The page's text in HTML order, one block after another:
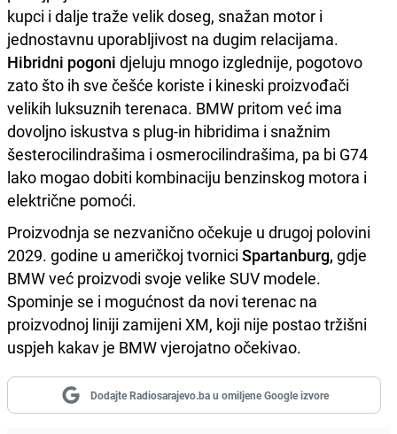
kupci i dalje traže velik doseg, snažan motor i
jednostavnu uporabljivost na dugim relacijama.
Hibridni pogoni djeluju mnogo izglednije, pogotovo
zato što ih sve češće koriste i kineski proizvođači
velikih luksuznih terenaca. BMW pritom već ima
dovoljno iskustva s plug-in hibridima i snažnim
šesterocilindrašima i osmerocilindrašima, pa bi G74
lako mogao dobiti kombinaciju benzinskog motora i
električne pomoći.
Proizvodnja se nezvanično očekuje u drugoj polovini
2029. godine u američkoj tvornici Spartanburg, gdje
BMW već proizvodi svoje velike SUV modele.
Spominje se i mogućnost da novi terenac na
proizvodnoj liniji zamijeni XM, koji nije postao tržišni
uspjeh kakav je BMW vjerojatno očekivao.
Dodajte Radiosarajevo.ba u omiljene Google izvore